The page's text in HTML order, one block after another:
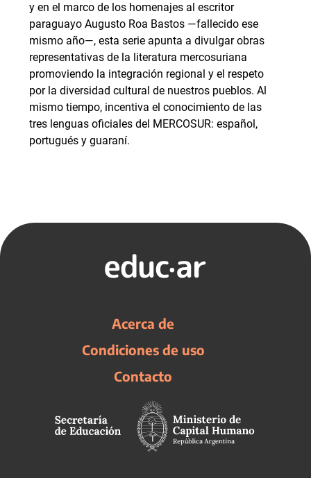
y en el marco de los homenajes al escritor
paraguayo Augusto Roa Bastos —fallecido ese
mismo año—, esta serie apunta a divulgar obras
representativas de la literatura mercosuriana
promoviendo la integración regional y el respeto
por la diversidad cultural de nuestros pueblos. Al
mismo tiempo, incentiva el conocimiento de las
tres lenguas oficiales del MERCOSUR: español,
portugués y guaraní.
Acerca de
Condiciones de uso
Contacto